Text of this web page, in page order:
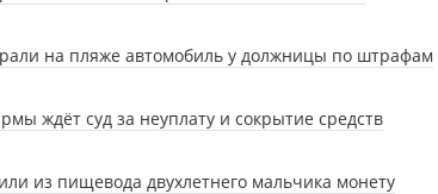
на пляже автомобиль у должницы по штрафам
ждёт суд за неуплату и сокрытие средств
из пищевода двухлетнего мальчика монету